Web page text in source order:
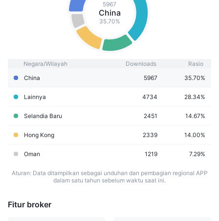
5967
China
35.70%
Negara/Wilayah Downloads
Rasio
China
5967 35.70%
Lainnya 4734 28.34%
Selandia Baru 2451 14.67%
Hong Kong 2339 14.00%
Oman 1219 7.29%
Aturan: Data ditampilkan sebagai unduhan dan pembagian regional APP
dalam satu tahun sebelum waktu saat ini.
Fitur broker